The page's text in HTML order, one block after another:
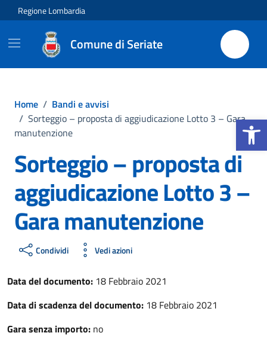
Apri la
Vai ai contenuti
Vai al footer
Regione Lombardia
Comune di Seriate
Home / Bandi e avvisi
/ Sorteggio – proposta di aggiudicazione Lotto 3 – Gara
manutenzione
Sorteggio – proposta di
aggiudicazione Lotto 3 –
Gara manutenzione
Condividi Vedi azioni
Data del documento: 18 Febbraio 2021
Data di scadenza del documento: 18 Febbraio 2021
Gara senza importo: no